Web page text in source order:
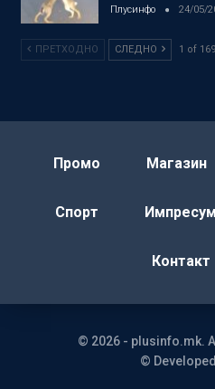
Плусинфо 24/05/
ПРЕТХОДНО СЛЕДНО 1 of 169
Промо Магазин
Спорт Импресум
Контакт
© 2026 - plusinfo.mk.
©